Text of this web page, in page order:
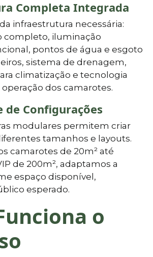
Completa Integrada
infraestrutura necessária:
completo, iluminação
pontos de água e esgoto
sistema de drenagem,
climatização e tecnologia
operação dos camarotes.
de Configurações
modulares permitem criar
tamanhos e layouts.
camarotes de 20m² até
de 200m², adaptamos a
espaço disponível,
esperado.
o